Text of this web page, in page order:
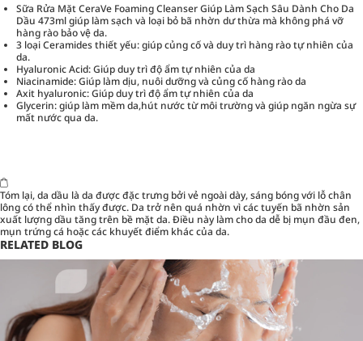
Sữa Rửa Mặt CeraVe Foaming Cleanser Giúp Làm Sạch Sâu Dành Cho Da
Dầu 473ml giúp làm sạch và loại bỏ bã nhờn dư thừa mà không phá vỡ
hàng rào bảo vệ da.
3 loại Ceramides thiết yếu: giúp củng cố và duy trì hàng rào tự nhiên của
da.
Hyaluronic Acid: Giúp duy trì độ ẩm tự nhiên của da
Niacinamide: Giúp làm dịu, nuôi dưỡng và củng cố hàng rào da
Axit hyaluronic: Giúp duy trì độ ẩm tự nhiên của da
Glycerin: giúp làm mềm da,hút nước từ môi trường và giúp ngăn ngừa sự
mất nước qua da.
Tóm lại, da dầu là da được đặc trưng bởi vẻ ngoài dày, sáng bóng với lỗ chân
lông có thể nhìn thấy được. Da trở nên quá nhờn vì các tuyến bã nhờn sản
xuất lượng dầu tăng trên bề mặt da. Điều này làm cho da dễ bị mụn đầu đen,
mụn trứng cá hoặc các khuyết điểm khác của da.
RELATED BLOG